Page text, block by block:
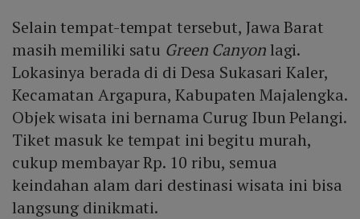
Selain tempat-tempat tersebut, Jawa Barat
masih memiliki satu Green Canyon lagi.
Lokasinya berada di di Desa Sukasari Kaler,
Kecamatan Argapura, Kabupaten Majalengka.
Objek wisata ini bernama Curug Ibun Pelangi.
Tiket masuk ke tempat ini begitu murah,
cukup membayar Rp. 10 ribu, semua
keindahan alam dari destinasi wisata ini bisa
langsung dinikmati.